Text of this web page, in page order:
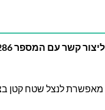
מאפשרת לנצל שטח קטן